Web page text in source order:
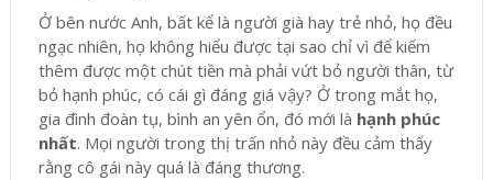
Ở bên nước Anh, bất kể là người già hay trẻ nhỏ, họ đều
ngạc nhiên, họ không hiểu được tại sao chỉ vì để kiếm
thêm được một chút tiền mà phải vứt bỏ người thân, từ
bỏ hạnh phúc, có cái gì đáng giá vậy? Ở trong mắt họ,
gia đình đoàn tụ, bình an yên ổn, đó mới là hạnh phúc
nhất. Mọi người trong thị trấn nhỏ này đều cảm thấy
rằng cô gái này quá là đáng thương.